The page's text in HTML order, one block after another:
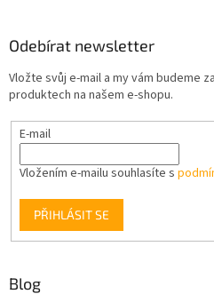
Odebírat newsletter
Vložte svůj e-mail a my vám budeme
produktech na našem e-shopu.
E-mail
Vložením e-mailu souhlasíte s
PŘIHLÁSIT SE
Blog